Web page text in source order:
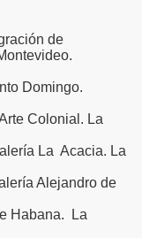
de
Domingo.
Colonial. La
La Acacia. La
Alejandro de
Habana. La